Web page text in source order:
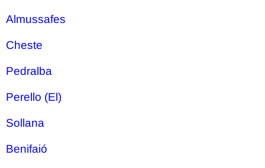
Almussafes
Cheste
Pedralba
Perello (El)
Sollana
Benifaió